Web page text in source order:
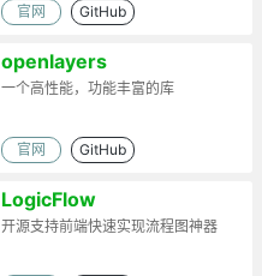
官网 GitHub
openlayers
一个高性能，功能丰富的库
官网 GitHub
LogicFlow
开源支持前端快速实现流程图神器